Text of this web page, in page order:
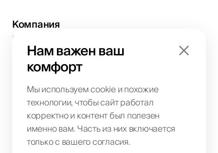
Нам важен ваш
комфорт
Мы используем cookie и похожие
технологии, чтобы сайт работал
корректно и контент был полезен
именно вам. Часть из них включается
только с вашего согласия.
Компания
О нас
Кейсы
Контакты
Реферальные программы
Бренд-кит
Локации
Дубай